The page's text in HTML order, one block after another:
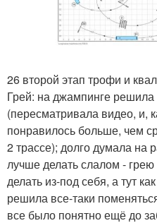
26 второй этап трофи и
Грей: на джампинге решила
(пересматривала видео, и,
понравилось больше, чем
2 трассе); долго думала на
лучше делать слалом -
делать из-под себя, а тут
решила все-таки
все было понятно ещё до